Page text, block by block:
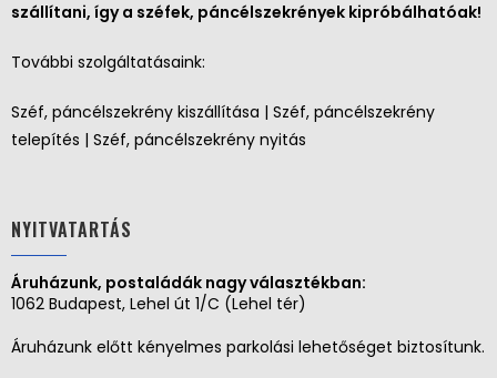
szállítani, így a széfek, páncélszekrények kipróbálhatóak!
További szolgáltatásaink:
Széf, páncélszekrény kiszállítása | Széf, páncélszekrény
telepítés | Széf, páncélszekrény nyitás
NYITVATARTÁS
Áruházunk, postaládák nagy választékban:
1062 Budapest, Lehel út 1/C (Lehel tér)
Áruházunk előtt kényelmes parkolási lehetőséget biztosítunk.